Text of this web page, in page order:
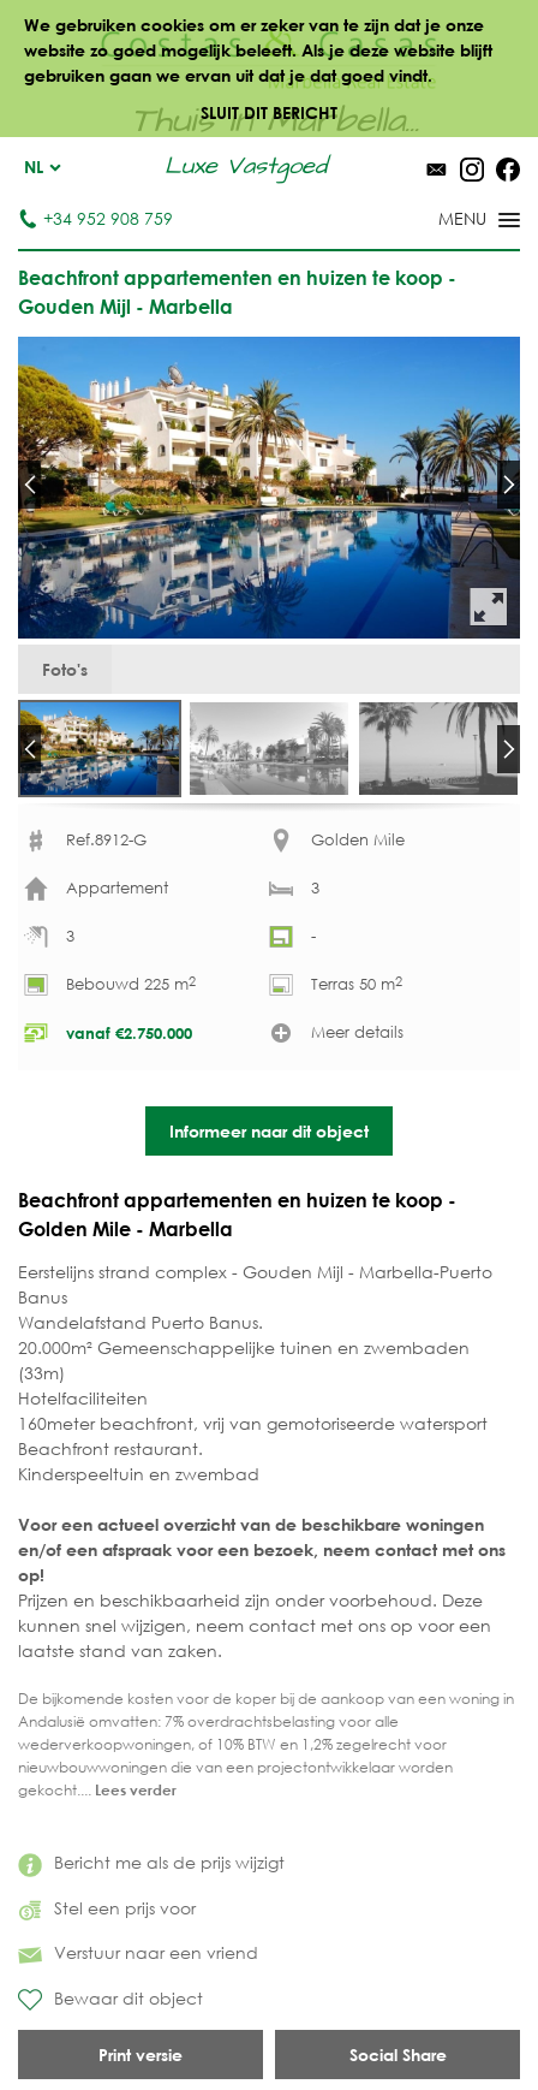
We gebruiken cookies om er zeker van te zijn dat je onze
website zo goed mogelijk beleeft. Als je deze website blijft
gebruiken gaan we ervan uit dat je dat goed vindt.
SLUIT DIT BERICHT
Thuis in Marbella...
Luxe Vastgoed
NL
+34 952 908 759
Bericht me als de prijs wijzigt
Stel een prijs voor
Verstuur naar een vriend
Bewaar dit object
Print versie Social Share
Beachfront appartementen en huizen te koop -
Gouden Mijl - Marbella
Foto's
Ref.8912-G Golden Mile
Appartement 3
3 -
Bebouwd 225 m2 Terras 50 m2
vanaf €2.750.000 Meer details
Informeer naar dit object
Beachfront appartementen en huizen te koop -
Golden Mile - Marbella
Eerstelijns strand complex - Gouden Mijl - Marbella-Puerto
Banus
Wandelafstand Puerto Banus.
20.000m² Gemeenschappelijke tuinen en zwembaden
(33m)
Hotelfaciliteiten
160meter beachfront, vrij van gemotoriseerde watersport
Beachfront restaurant.
Kinderspeeltuin en zwembad
Voor een actueel overzicht van de beschikbare woningen
en/of een afspraak voor een bezoek, neem contact met ons
op!
Prijzen en beschikbaarheid zijn onder voorbehoud. Deze
kunnen snel wijzigen, neem contact met ons op voor een
laatste stand van zaken.
De bijkomende kosten voor de koper bij de aankoop van een woning in
Andalusië omvatten: 7% overdrachtsbelasting voor alle
wederverkoopwoningen, of 10% BTW en 1,2% zegelrecht voor
nieuwbouwwoningen die van een projectontwikkelaar worden
gekocht.... Lees verder